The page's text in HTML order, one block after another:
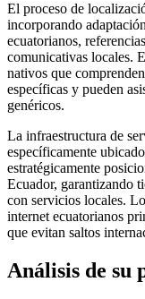
El proceso de
incorporando
ecuatorianos,
comunicativas locales.
nativos que
específicas y pueden
genéricos.
La infraestructura de
específicamente
estratégicamente
Ecuador, garantizando
con servicios locales.
internet ecuatorianos
que evitan saltos
Análisis de su